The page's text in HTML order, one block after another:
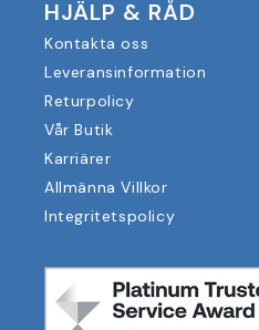
HJÄLP & RÅD
Kontakta oss
Leveransinformation
Returpolicy
Vår Butik
Karriärer
Allmänna Villkor
Integritetspolicy